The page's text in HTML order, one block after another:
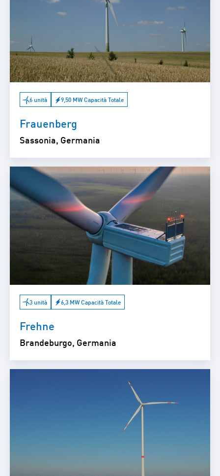
6 unità 9,50 MW Capacità Totale
Frauenberg
Sassonia, Germania
3 unità 6,3 MW Capacità Totale
Frehne
Brandeburgo, Germania